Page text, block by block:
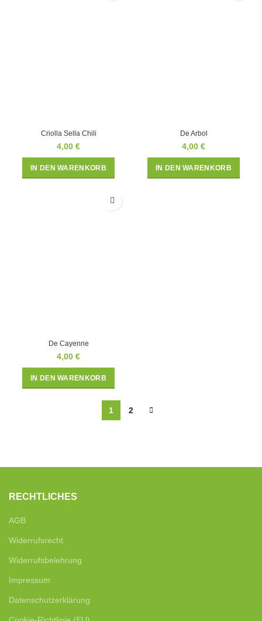
Criolla Sella Chili
4,00 €
IN DEN WARENKORB
De Arbol
4,00 €
IN DEN WARENKORB
De Cayenne
4,00 €
IN DEN WARENKORB
1 2
RECHTLICHES
AGB
Widerrufsrecht
Widerrufsbelehrung
Impressum
Datenschutzerklärung